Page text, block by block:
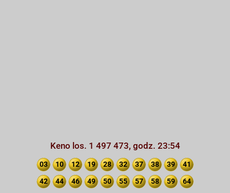
Keno los. 1 497 473, godz. 23:54
03 10 12 19 28 32 37 38 39 41
42 44 46 49 50 55 57 58 59 64